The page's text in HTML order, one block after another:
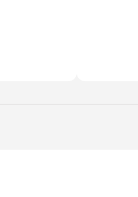
Ang University. My